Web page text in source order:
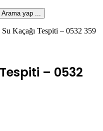
Arama yap ...
Kaçağı Tespiti – 0532 359
– 0532